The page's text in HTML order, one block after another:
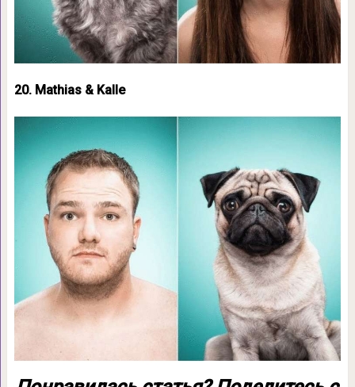
20. Mathias & Kalle